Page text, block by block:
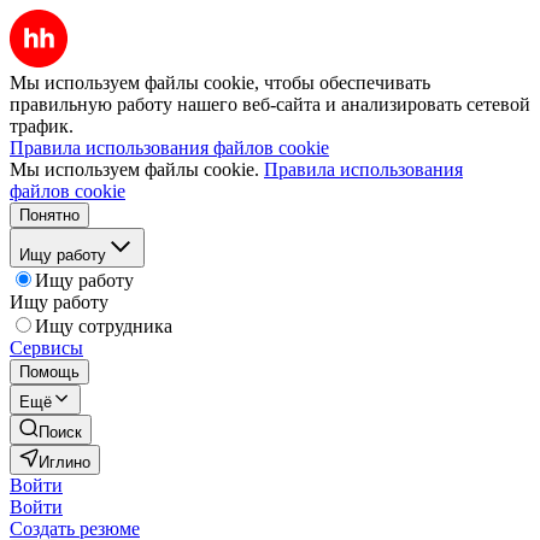
Мы используем файлы cookie, чтобы обеспечивать
правильную работу нашего веб-сайта и анализировать сетевой
трафик.
Правила использования файлов cookie
Мы используем файлы cookie. Правила использования
файлов cookie
Понятно
Ищу работу
Ищу работу
Ищу работу
Ищу сотрудника
Сервисы
Помощь
Ещё
Поиск
Иглино
Войти
Войти
Создать резюме